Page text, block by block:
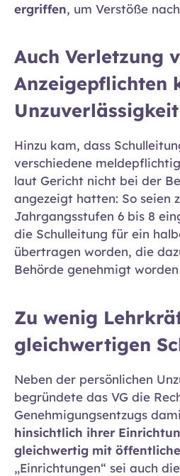
ergriffen, um Verstöße
Auch Verletzung
Anzeigepflichten
Hinzu kam, dass
verschiedene
laut Gericht nicht bei der
angezeigt hatten: So seien
Jahrgangsstufen 6 bis 8
die Schulleitung für ein
übertragen worden, die
Behörde genehmigt worden
Zu wenig
gleichwertigen
Neben der persönlichen
begründete das VG die
Genehmigungsentzugs
hinsichtlich ihrer
gleichwertig mit
„Einrichtungen“ sei auch die